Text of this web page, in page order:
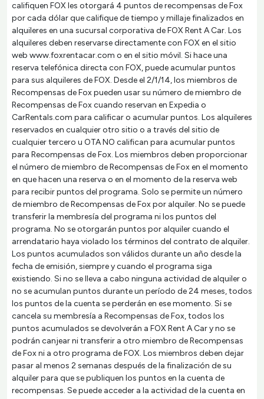
califiquen FOX les otorgará 4 puntos de recompensas de Fox
por cada dólar que califique de tiempo y millaje finalizados en
alquileres en una sucursal corporativa de FOX Rent A Car. Los
alquileres deben reservarse directamente con FOX en el sitio
web www.foxrentacar.com o en el sitio móvil. Si hace una
reserva telefónica directa con FOX, puede acumular puntos
para sus alquileres de FOX. Desde el 2/1/14, los miembros de
Recompensas de Fox pueden usar su número de miembro de
Recompensas de Fox cuando reservan en Expedia o
CarRentals.com para calificar o acumular puntos. Los alquileres
reservados en cualquier otro sitio o a través del sitio de
cualquier tercero u OTA NO califican para acumular puntos
para Recompensas de Fox. Los miembros deben proporcionar
el número de miembro de Recompensas de Fox en el momento
en que hacen una reserva o en el momento de la reserva web
para recibir puntos del programa. Solo se permite un número
de miembro de Recompensas de Fox por alquiler. No se puede
transferir la membresía del programa ni los puntos del
programa. No se otorgarán puntos por alquiler cuando el
arrendatario haya violado los términos del contrato de alquiler.
Los puntos acumulados son válidos durante un año desde la
fecha de emisión, siempre y cuando el programa siga
existiendo. Si no se lleva a cabo ninguna actividad de alquiler o
no se acumulan puntos durante un período de 24 meses, todos
los puntos de la cuenta se perderán en ese momento. Si se
cancela su membresía a Recompensas de Fox, todos los
puntos acumulados se devolverán a FOX Rent A Car y no se
podrán canjear ni transferir a otro miembro de Recompensas
de Fox ni a otro programa de FOX. Los miembros deben dejar
pasar al menos 2 semanas después de la finalización de su
alquiler para que se publiquen los puntos en la cuenta de
recompensas. Se puede acceder a la actividad de la cuenta en